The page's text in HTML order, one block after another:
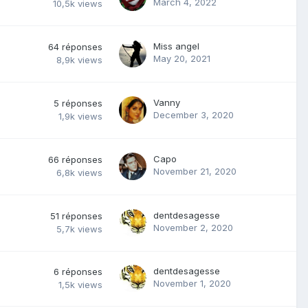
10,5k views
64 réponses
8,9k views
Miss angel
May 20, 2021
5 réponses
1,9k views
Vanny
December 3, 2020
66 réponses
6,8k views
Capo
November 21, 2020
51 réponses
5,7k views
dentdesagesse
November 2, 2020
6 réponses
1,5k views
dentdesagesse
November 1, 2020